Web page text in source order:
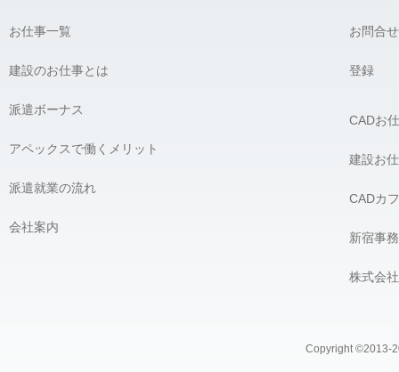
お仕事一覧
建設のお仕事とは
派遣ボーナス
アペックスで働くメリット
派遣就業の流れ
会社案内
お問合せ
登録
CADお
建設お
CADカ
新宿事
株式会
Copyright ©2013-